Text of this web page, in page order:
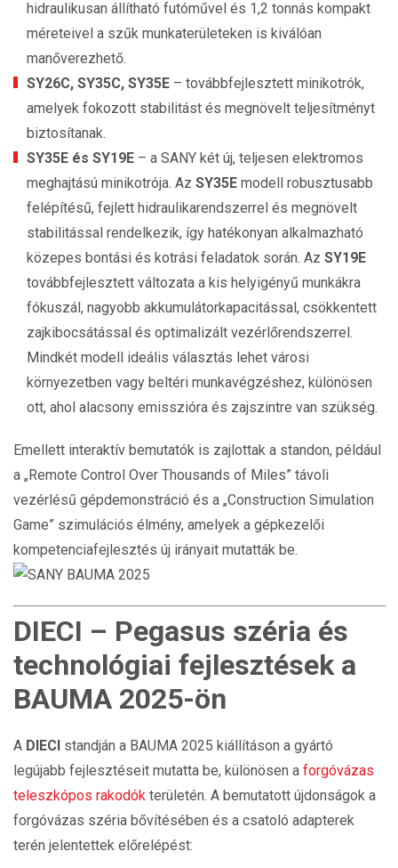
hidraulikusan állítható futóművel és 1,2 tonnás kompakt
méreteivel a szűk munkaterületeken is kiválóan
manőverezhető.
SY26C, SY35C, SY35E – továbbfejlesztett minikotrók,
amelyek fokozott stabilitást és megnövelt teljesítményt
biztosítanak.
SY35E és SY19E – a SANY két új, teljesen elektromos
meghajtású minikotrója. Az SY35E modell robusztusabb
felépítésű, fejlett hidraulikarendszerrel és megnövelt
stabilitással rendelkezik, így hatékonyan alkalmazható
közepes bontási és kotrási feladatok során. Az SY19E
továbbfejlesztett változata a kis helyigényű munkákra
fókuszál, nagyobb akkumulátorkapacitással, csökkentett
zajkibocsátással és optimalizált vezérlőrendszerrel.
Mindkét modell ideális választás lehet városi
környezetben vagy beltéri munkavégzéshez, különösen
ott, ahol alacsony emisszióra és zajszintre van szükség.
Emellett interaktív bemutatók is zajlottak a standon, például
a „Remote Control Over Thousands of Miles” távoli
vezérlésű gépdemonstráció és a „Construction Simulation
Game” szimulációs élmény, amelyek a gépkezelői
kompetenciafejlesztés új irányait mutatták be.
DIECI – Pegasus széria és
technológiai fejlesztések a
BAUMA 2025-ön
A DIECI standján a BAUMA 2025 kiállításon a gyártó
legújabb fejlesztéseit mutatta be, különösen a forgóvázas
teleszkópos rakodók területén. A bemutatott újdonságok a
forgóvázas széria bővítésében és a csatoló adapterek
terén jelentettek előrelépést: